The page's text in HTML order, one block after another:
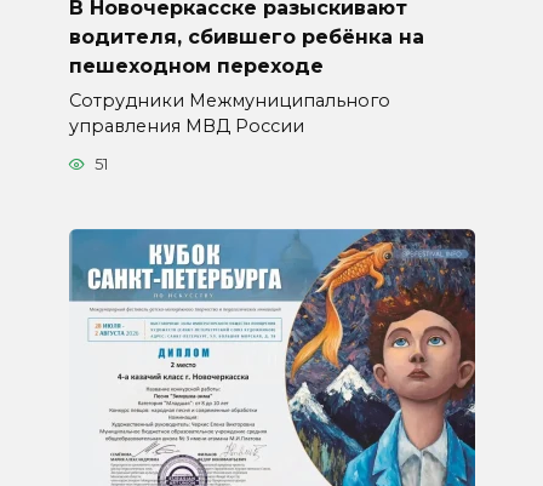
В Новочеркасске разыскивают
водителя, сбившего ребёнка на
пешеходном переходе
Сотрудники Межмуниципального
управления МВД России
51